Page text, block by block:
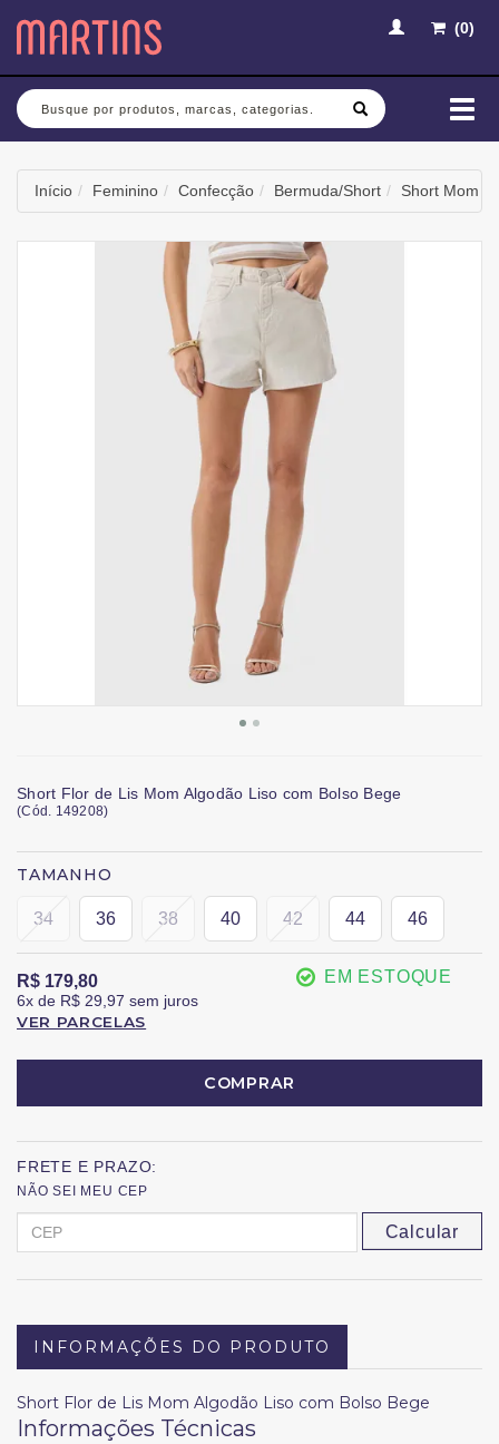
(0)
Busca
Início Feminino Confecção Bermuda/Short Short Mom
Short Flor de Lis Mom Algodão Liso com Bolso Bege
(Cód. 149208)
TAMANHO
34 36 38 40 42 44 46
R$ 179,80
6x de R$ 29,97 sem juros
VER PARCELAS
EM ESTOQUE
COMPRAR
FRETE E PRAZO:
NÃO SEI MEU CEP
Calcular
INFORMAÇÕES DO PRODUTO
Short Flor de Lis Mom Algodão Liso com Bolso Bege
Informações Técnicas